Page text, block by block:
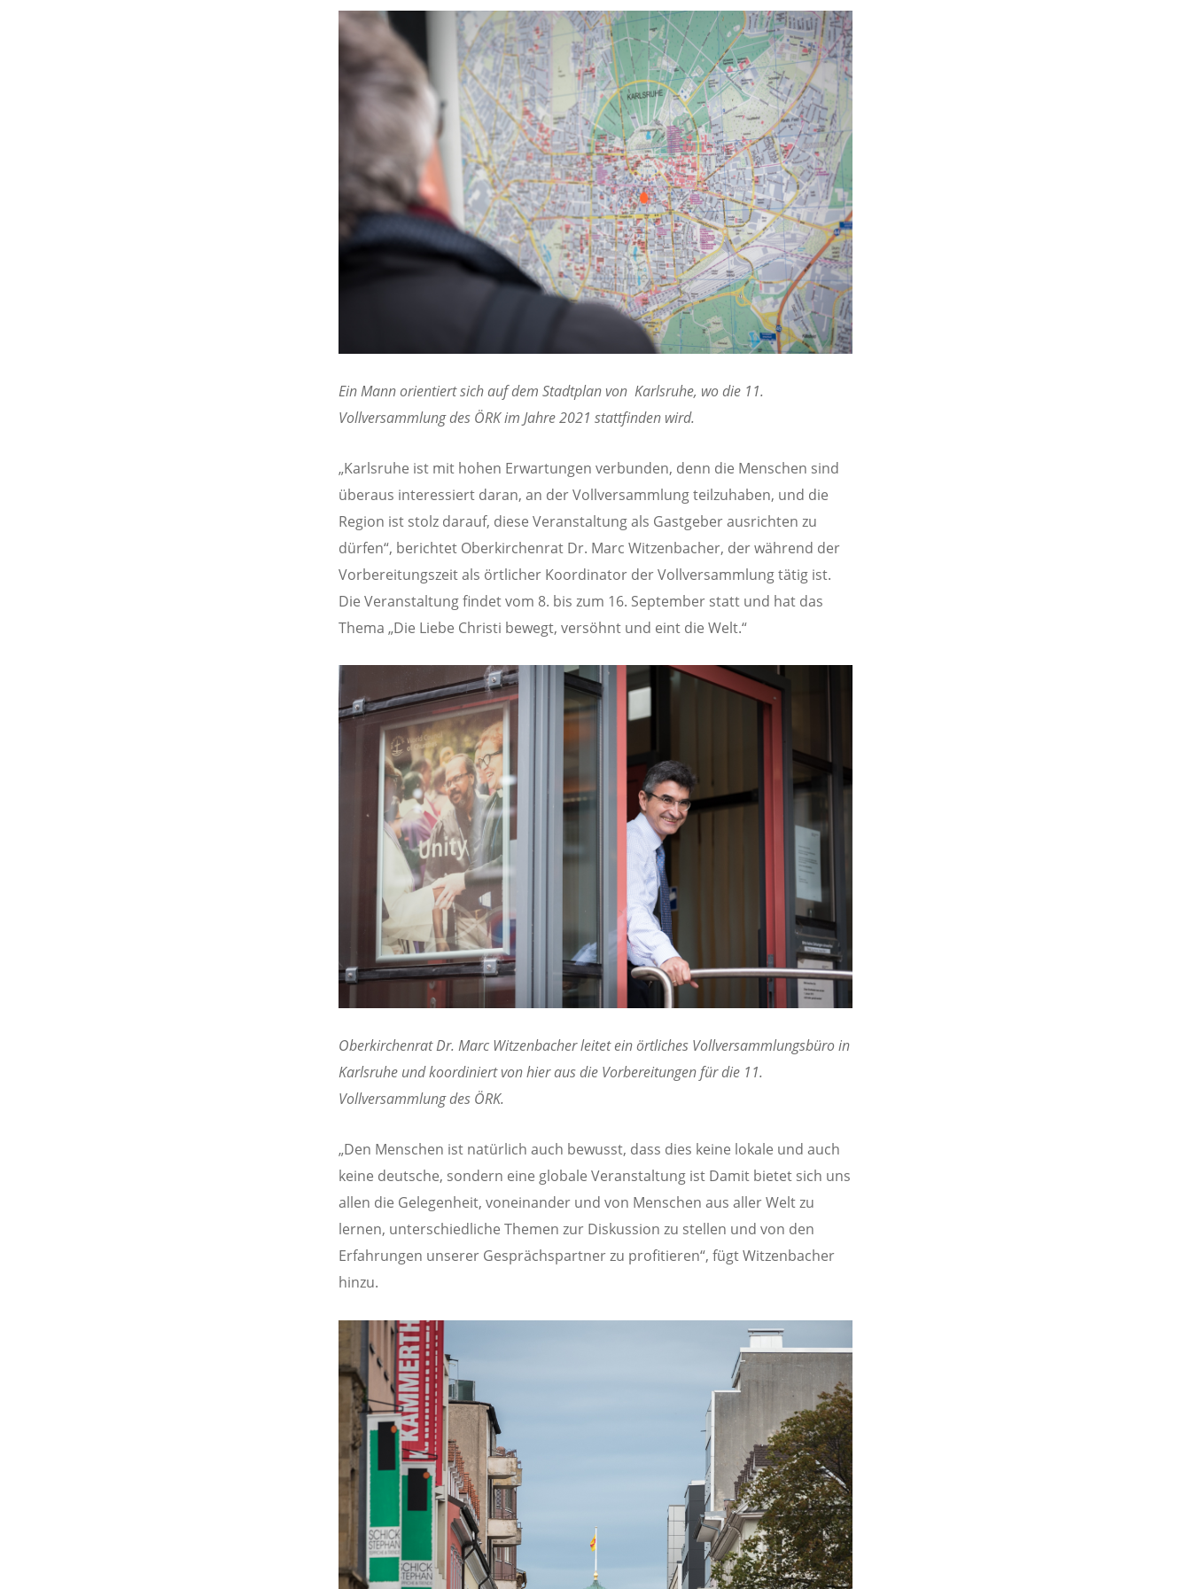
Ein Mann orientiert sich auf dem Stadtplan von Karlsruhe, wo die 11.
Vollversammlung des ÖRK im Jahre 2021 stattfinden wird.
„Karlsruhe ist mit hohen Erwartungen verbunden, denn die Menschen sind
überaus interessiert daran, an der Vollversammlung teilzuhaben, und die
Region ist stolz darauf, diese Veranstaltung als Gastgeber ausrichten zu
dürfen“, berichtet Oberkirchenrat Dr. Marc Witzenbacher, der während der
Vorbereitungszeit als örtlicher Koordinator der Vollversammlung tätig ist.
Die Veranstaltung findet vom 8. bis zum 16. September statt und hat das
Thema „Die Liebe Christi bewegt, versöhnt und eint die Welt.“
Oberkirchenrat Dr. Marc Witzenbacher leitet ein örtliches Vollversammlungsbüro in
Karlsruhe und koordiniert von hier aus die Vorbereitungen für die 11.
Vollversammlung des ÖRK.
„Den Menschen ist natürlich auch bewusst, dass dies keine lokale und auch
keine deutsche, sondern eine globale Veranstaltung ist Damit bietet sich uns
allen die Gelegenheit, voneinander und von Menschen aus aller Welt zu
lernen, unterschiedliche Themen zur Diskussion zu stellen und von den
Erfahrungen unserer Gesprächspartner zu profitieren“, fügt Witzenbacher
hinzu.